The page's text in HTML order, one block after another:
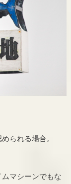
られる場合。
マシーンでもな